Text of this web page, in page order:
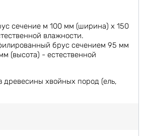
сечение м 100 мм (ширина) х 150
влажности.
брус сечением 95 мм
(высота) - естественной
древесины хвойных пород (ель,